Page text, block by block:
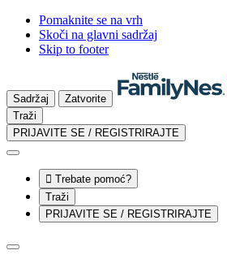
Pomaknite se na vrh
Skoči na glavni sadržaj
Skip to footer
Sadržaj
Zatvorite
Traži
PRIJAVITE SE / REGISTRIRAJTE
 Trebate pomoć?
Traži
PRIJAVITE SE / REGISTRIRAJTE